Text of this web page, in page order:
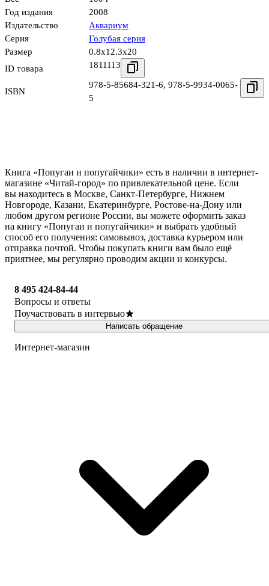
Год издания
2008
Издательство
Аквариум
Серия
Голубая серия
Размер
0.8x12.3x20
ID товара
1811113
ISBN
978-5-85684-321-6, 978-5-9934-0065-
5
Книга «Попугаи и попугайчики» есть в наличии в интернет-
магазине «Читай-город» по привлекательной цене. Если
вы находитесь в Москве, Санкт-Петербурге, Нижнем
Новгороде, Казани, Екатеринбурге, Ростове-на-Дону или
любом другом регионе России, вы можете оформить заказ
на книгу «Попугаи и попугайчики» и выбрать удобный
способ его получения: самовывоз, доставка курьером или
отправка почтой. Чтобы покупать книги вам было ещё
приятнее, мы регулярно проводим акции и конкурсы.
8 495 424-84-44
Вопросы и ответы
Поучаствовать в интервью
Написать обращение
Интернет-магазин